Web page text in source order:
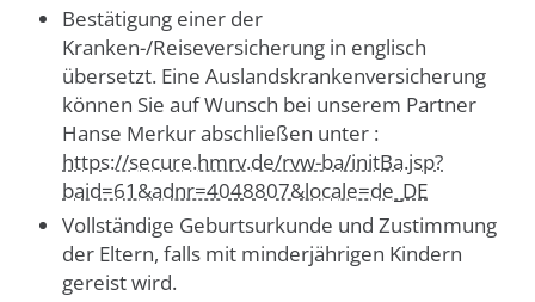
Bestätigung einer der
Kranken-/Reiseversicherung in englisch
übersetzt. Eine Auslandskrankenversicherung
können Sie auf Wunsch bei unserem Partner
Hanse Merkur abschließen unter :
https://secure.hmrv.de/rvw-ba/initBa.jsp?
baid=61&adnr=4048807&locale=de_DE
Vollständige Geburtsurkunde und Zustimmung
der Eltern, falls mit minderjährigen Kindern
gereist wird.